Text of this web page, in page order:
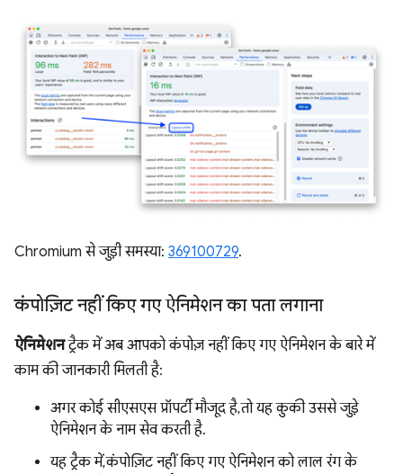
Chromium से जुड़ी समस्या: 369100729.
कंपोज़िट नहीं किए गए ऐनिमेशन का पता लगाना
ऐनिमेशनट्रैक में अब आपको कंपोज़ नहीं किए गए ऐनिमेशन के बारे में
काम की जानकारी मिलती है:
अगर कोई सीएसएस प्रॉपर्टी मौजूद है, तो यह कुकी उससे जुड़े
ऐनिमेशन के नाम सेव करती है.
यह ट्रैक में, कंपोज़िट नहीं किए गए ऐनिमेशन को लाल रंग के